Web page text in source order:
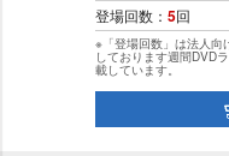
登場回数： 5回
※「登場回数」は法人向
しております週間DVD
載しています。